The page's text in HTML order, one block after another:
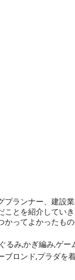
プランナー、建設
ことを紹介してい
かってよかったも
るみ,かぎ編み,ゲー
ブロンド,プラダを